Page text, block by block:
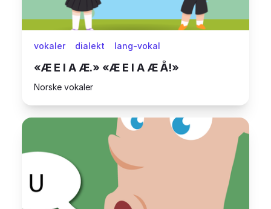
vokaler dialekt lang-vokal
«Æ E I A Æ.» «Æ E I A Æ Å!»
Norske vokaler